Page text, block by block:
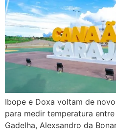
Ibope e Doxa voltam de
para medir temperatura
Gadelha, Alexsandro da